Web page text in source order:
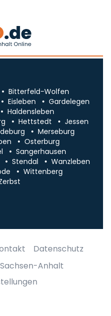
Bitterfeld-Wolfen
Eisleben
Gardelegen
Haldensleben
Hettstedt
Jessen
Merseburg
Osterburg
Sangerhausen
Stendal
Wanzleben
Wittenberg
Datenschutz
Anhalt